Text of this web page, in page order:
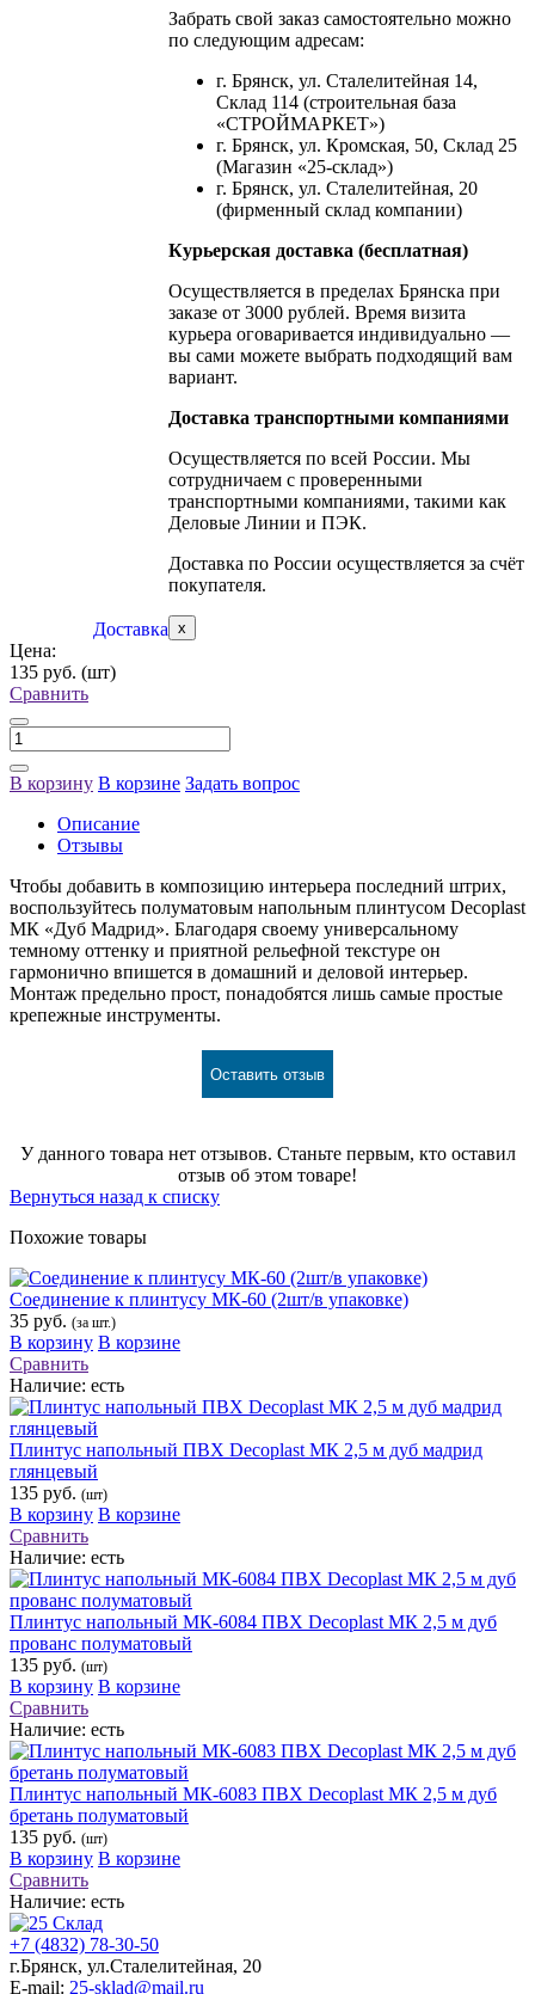
Доставка
Забрать свой заказ самостоятельно можно
по следующим адресам:
г. Брянск, ул. Сталелитейная 14,
Склад 114 (строительная база
«СТРОЙМАРКЕТ»)
г. Брянск, ул. Кромская, 50, Склад 25
(Магазин «25-склад»)
г. Брянск, ул. Сталелитейная, 20
(фирменный склад компании)
Курьерская доставка (бесплатная)
Осуществляется в пределах Брянска при
заказе от 3000 рублей. Время визита
курьера оговаривается индивидуально —
вы сами можете выбрать подходящий вам
вариант.
Доставка транспортными компаниями
Осуществляется по всей России. Мы
сотрудничаем с проверенными
транспортными компаниями, такими как
Деловые Линии и ПЭК.
Доставка по России осуществляется за счёт
покупателя.
x
Цена:
135 руб. (шт)
Сравнить
В корзину В корзине Задать вопрос
Описание
Отзывы
Чтобы добавить в композицию интерьера последний штрих,
воспользуйтесь полуматовым напольным плинтусом Decoplast
МК «Дуб Мадрид». Благодаря своему универсальному
темному оттенку и приятной рельефной текстуре он
гармонично впишется в домашний и деловой интерьер.
Монтаж предельно прост, понадобятся лишь самые простые
крепежные инструменты.
Оставить отзыв
У данного товара нет отзывов. Станьте первым, кто оставил
отзыв об этом товаре!
Вернуться назад к списку
Похожие товары
Соединение к плинтусу МК-60 (2шт/в упаковке)
35 руб. (за шт.)
В корзину В корзине
Сравнить
Наличие: есть
Плинтус напольный ПВХ Decoplast МК 2,5 м дуб мадрид
глянцевый
135 руб. (шт)
В корзину В корзине
Сравнить
Наличие: есть
Плинтус напольный МК-6084 ПВХ Decoplast МК 2,5 м дуб
прованс полуматовый
135 руб. (шт)
В корзину В корзине
Сравнить
Наличие: есть
Плинтус напольный МК-6083 ПВХ Decoplast МК 2,5 м дуб
бретань полуматовый
135 руб. (шт)
В корзину В корзине
Сравнить
Наличие: есть
+7 (4832) 78-30-50
г.Брянск, ул.Сталелитейная, 20
E-mail: 25-sklad@mail.ru